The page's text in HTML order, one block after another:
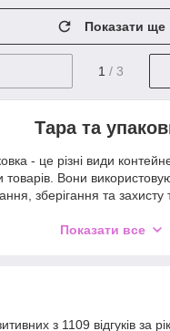
Показати ще
1 / 3
Тара та
- це різні види
товарів. Вони
зберігання та захисту
розміри та форми, в
Показати все
з 1109 відгуків за рік